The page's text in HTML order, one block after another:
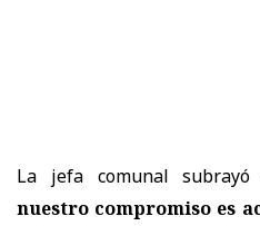
La jefa comunal
nuestro compromiso es